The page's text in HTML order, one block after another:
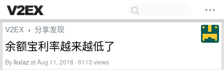
V2EX › 分享发现
余额宝利率越来越低了
By lkxlazat Aug 11, 2018 · 6113 views